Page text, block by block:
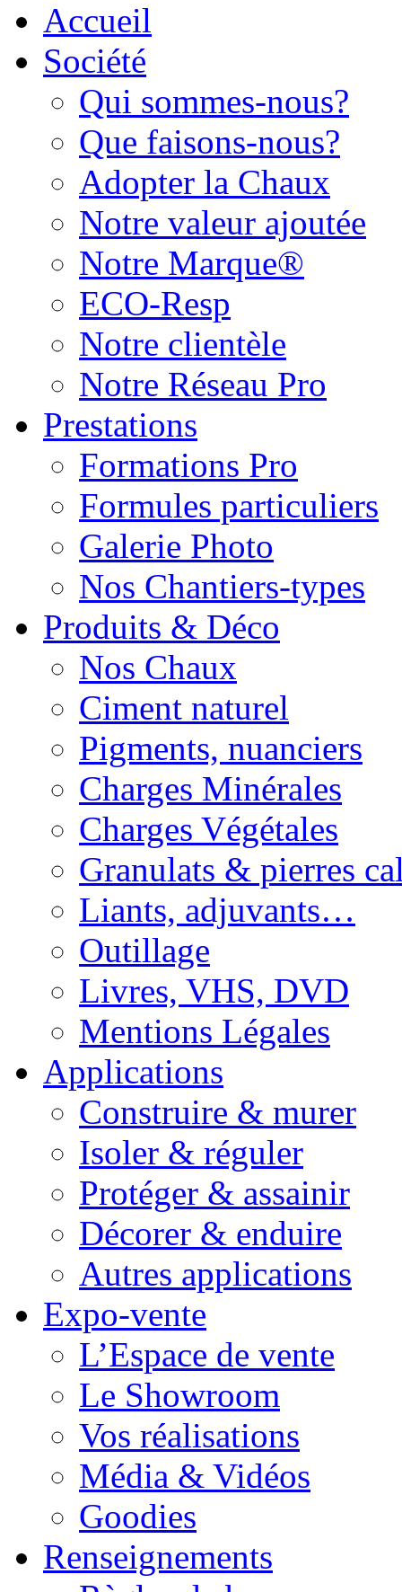
Accueil
Société
Qui sommes-nous?
Que faisons-nous?
Adopter la Chaux
Notre valeur ajoutée
Notre Marque®
ECO-Resp
Notre clientèle
Notre Réseau Pro
Prestations
Formations Pro
Formules particuliers
Galerie Photo
Nos Chantiers-types
Produits & Déco
Nos Chaux
Ciment naturel
Pigments, nuanciers
Charges Minérales
Charges Végétales
Granulats & pierres
Liants, adjuvants…
Outillage
Livres, VHS, DVD
Mentions Légales
Applications
Construire & murer
Isoler & réguler
Protéger & assainir
Décorer & enduire
Autres applications
Expo-vente
L’Espace de vente
Le Showroom
Vos réalisations
Média & Vidéos
Goodies
Renseignements